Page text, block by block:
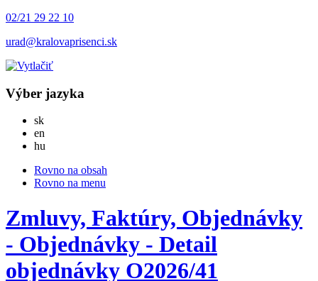
02/21 29 22 10
urad@kralovaprisenci.sk
Výber jazyka
skSlovensky
en
hu
Rovno na obsah
Rovno na menu
Zmluvy, Faktúry, Objednávky
- Objednávky - Detail
objednávky O2026/41